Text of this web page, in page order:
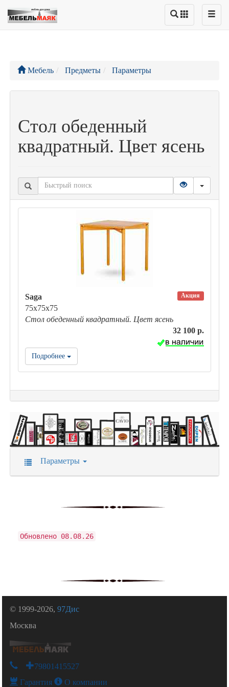
Мебель Предметы Параметры
Стол обеденный
квадратный. Цвет ясень
Акция
Saga
75х75х75
Стол обеденный квадратный. Цвет ясень
32 100 р.
Подробнее
Параметры
Обновлено 08.08.26
© 1999-2026,97Дис
Москва
+79801415527
Гарантия О компании